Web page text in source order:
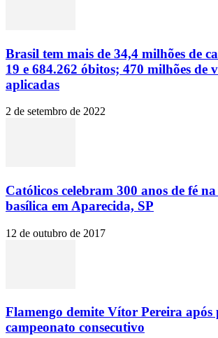
Brasil tem mais de 34,4 milhões de
19 e 684.262 óbitos; 470 milhões de
aplicadas
2 de setembro de 2022
Católicos celebram 300 anos de fé
basílica em Aparecida, SP
12 de outubro de 2017
Flamengo demite Vítor Pereira
campeonato consecutivo